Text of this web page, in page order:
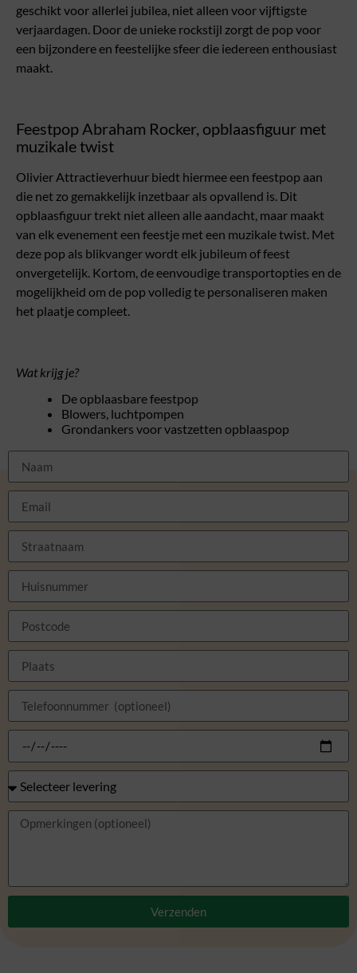
geschikt voor allerlei jubilea, niet alleen voor vijftigste
verjaardagen. Door de unieke rockstijl zorgt de pop voor
een bijzondere en feestelijke sfeer die iedereen enthousiast
maakt.
Feestpop Abraham Rocker, opblaasfiguur met
muzikale twist
Olivier Attractieverhuur biedt hiermee een feestpop aan
die net zo gemakkelijk inzetbaar als opvallend is. Dit
opblaasfiguur trekt niet alleen alle aandacht, maar maakt
van elk evenement een feestje met een muzikale twist. Met
deze pop als blikvanger wordt elk jubileum of feest
onvergetelijk. Kortom, de eenvoudige transportopties en de
mogelijkheid om de pop volledig te personaliseren maken
het plaatje compleet.
Wat krijg je?
De opblaasbare feestpop
Blowers, luchtpompen
Grondankers voor vastzetten opblaaspop
Verzenden